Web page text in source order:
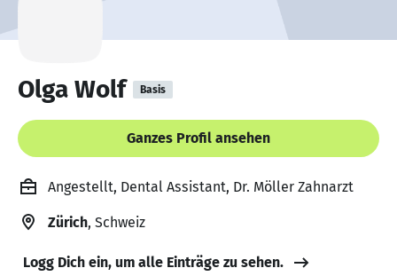
Olga Wolf Basis
Ganzes Profil ansehen
Angestellt, Dental Assistant, Dr. Möller Zahnarzt
Zürich, Schweiz
Logg Dich ein, um alle Einträge zu sehen.